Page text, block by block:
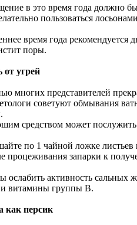
в это время года должно
пользоваться
время года рекомендуется
поры.
от угрей
многих представителей
советуют обмывания
средством может послужить
по 1 чайной ложке листьев
процеживания запарки к
ослабить активность сальных
витамины группы В.
как персик